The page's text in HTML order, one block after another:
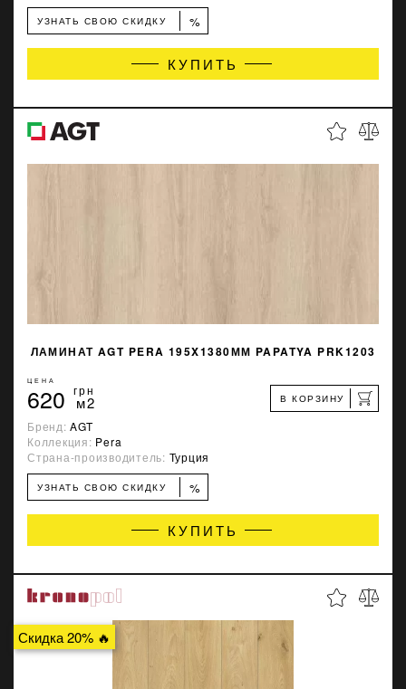
УЗНАТЬ СВОЮ СКИДКУ %
КУПИТЬ
ЛАМИНАТ AGT PERA 195X1380ММ PAPATYA PRK1203
ЦЕНА
620 грн
м2 В КОРЗИНУ
Бренд:AGT
Коллекция: Pera
Страна-производитель: Турция
УЗНАТЬ СВОЮ СКИДКУ %
КУПИТЬ
Скидка 20% 🔥